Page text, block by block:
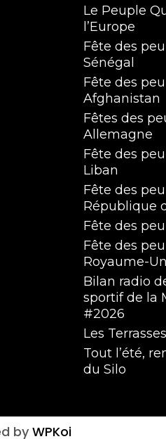
Le Peuple
l’Europe
Fête des
Sénégal
Fête des
Afghanistan
Fêtes des
Allemagne
Fête des
Liban
Fête des
République
Fête des
Fête des
Royaume-
Bilan radio
sportif de la
#2026
Les
Tout l’été,
du Silo
by WPKoi